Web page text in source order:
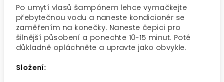
Po umytí vlasů šampónem lehce vymačkejte
přebytečnou vodu a naneste kondicionér se
zaměřením na konečky. Naneste čepici pro
šilnější působení a ponechte 10-15 minut. Poté
důkladně opláchněte a upravte jako obvykle.
Složení: